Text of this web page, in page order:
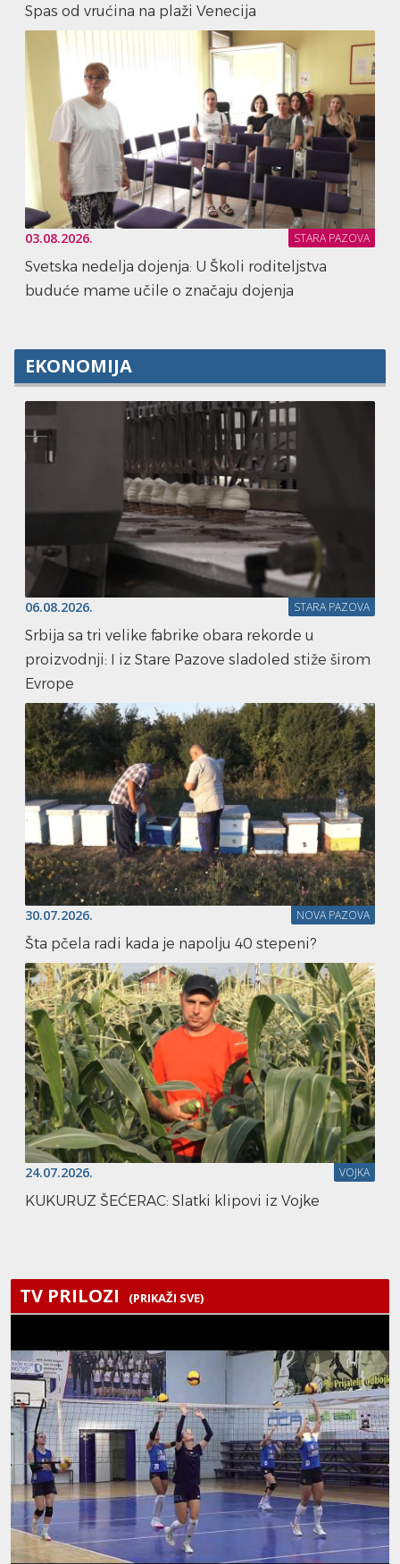
Spas od vrućina na plaži Venecija
03.08.2026. STARA PAZOVA
Svetska nedelja dojenja: U Školi roditeljstva
buduće mame učile o značaju dojenja
EKONOMIJA
06.08.2026. STARA PAZOVA
Srbija sa tri velike fabrike obara rekorde u
proizvodnji: I iz Stare Pazove sladoled stiže širom
Evrope
30.07.2026. NOVA PAZOVA
Šta pčela radi kada je napolju 40 stepeni?
24.07.2026. VOJKA
KUKURUZ ŠEĆERAC: Slatki klipovi iz Vojke
TV PRILOZI (PRIKAŽI SVE)